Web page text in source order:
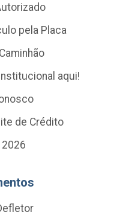
pela Placa
aqui!
de Crédito
2026